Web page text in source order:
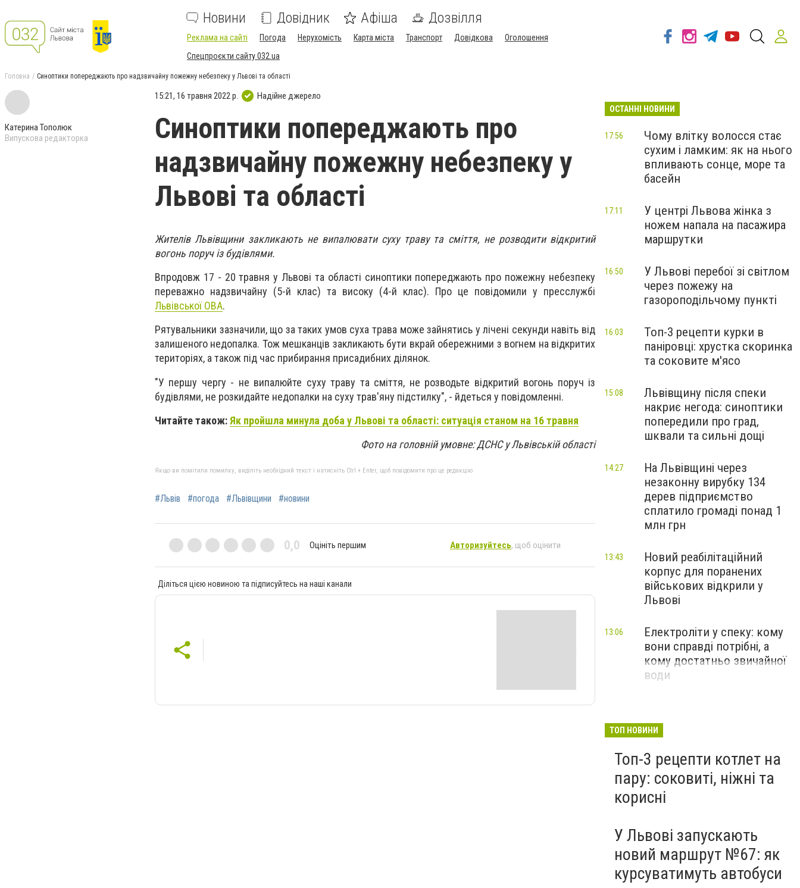
Новини Довідник Афіша Дозвілля
Реклама на сайті Погода Нерухомість Карта міста Транспорт Довідкова
Оголошення
Спецпроєкти сайту 032.ua
Головна Синоптики попереджають про надзвичайну пожежну небезпеку у Львові та області
Катерина Тополюк
Випускова редакторка
15:21, 16 травня 2022 р. Надійне джерело
Синоптики попереджають про
надзвичайну пожежну небезпеку у
Львові та області
Жителів Львівщини закликають не випалювати суху траву та сміття, не розводити відкритий
вогонь поруч із будівлями.
Впродовж 17 - 20 травня у Львові та області синоптики попереджають про пожежну небезпеку
переважно надзвичайну (5-й клас) та високу (4-й клас). Про це повідомили у пресслужбі
Львівської ОВА.
Рятувальники зазначили, що за таких умов суха трава може зайнятись у лічені секунди навіть від
залишеного недопалка. Тож мешканців закликають бути вкрай обережними з вогнем на відкритих
територіях, а також під час прибирання присадибних ділянок.
"У першу чергу - не випалюйте суху траву та сміття, не розводьте відкритий вогонь поруч із
будівлями, не розкидайте недопалки на суху трав'яну підстилку", - йдеться у повідомленні.
Читайте також:Як пройшла минула доба у Львові та області: ситуація станом на 16 травня
Фото на головній умовне: ДСНС у Львівській області
Якщо ви помітили помилку, виділіть необхідний текст і натисніть Ctrl + Enter, щоб повідомити про це редакцію
#Львів #погода #Львівщини #новини
0,0 Оцініть першим Авторизуйтесь, щоб оцінити
Діліться цією новиною та підписуйтесь на наші канали
ОСТАННІ НОВИНИ
Чому влітку волосся стає
сухим і ламким: як на нього
впливають сонце, море та
басейн
17:56
У центрі Львова жінка з
ножем напала на пасажира
маршрутки
17:11
У Львові перебої зі світлом
через пожежу на
газороподільчому пункті
16:50
Топ-3 рецепти курки в
паніровці: хрустка скоринка
та соковите м'ясо
16:03
Львівщину після спеки
накриє негода: синоптики
попередили про град,
шквали та сильні дощі
15:08
На Львівщині через
незаконну вирубку 134
дерев підприємство
сплатило громаді понад 1
млн грн
14:27
Новий реабілітаційний
корпус для поранених
військових відкрили у
Львові
13:43
Електроліти у спеку: кому
вони справді потрібні, а
кому достатньо звичайної
води
13:06
ТОП НОВИНИ
Топ-3 рецепти котлет на
пару: соковиті, ніжні та
корисні
У Львові запускають
новий маршрут №67: як
курсуватимуть автобуси